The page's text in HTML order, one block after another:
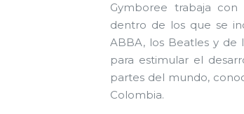
Gymboree trabaja con
dentro de los que se
ABBA, los Beatles y de
para estimular el
partes del mundo,
Colombia.